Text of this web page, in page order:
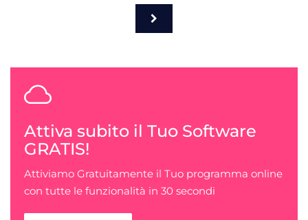
Attiva subito il Tuo Software
GRATIS!
Attiviamo Gratuitamente il Tuo programma online
con tutte le funzionalità in 30 secondi